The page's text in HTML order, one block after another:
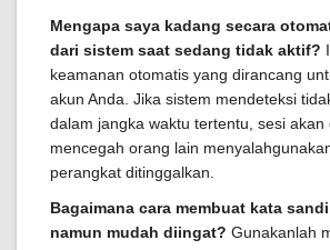
Mengapa saya kadang secara
dari sistem saat sedang tidak aktif?
keamanan otomatis yang dirancang
akun Anda. Jika sistem mendeteksi
dalam jangka waktu tertentu, sesi akan
mencegah orang lain
perangkat ditinggalkan.
Bagaimana cara membuat kata
namun mudah diingat? Gunakanlah